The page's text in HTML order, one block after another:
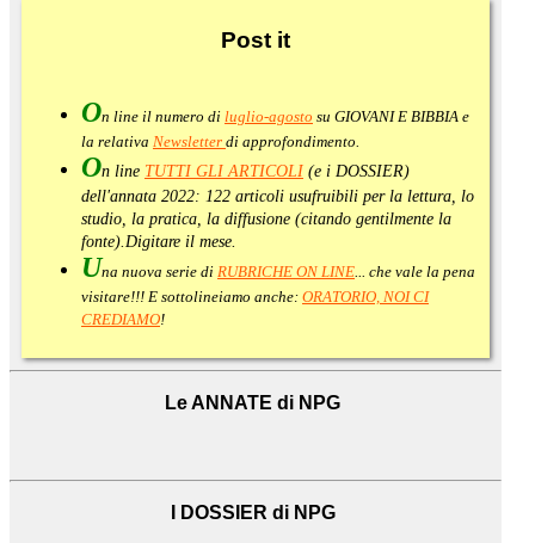
Post it
On line il numero di luglio-agosto su GIOVANI E BIBBIA e
la relativa Newsletter di approfondimento
On line TUTTI GLI ARTICOLI (e i DOSSIER)
dell'annata 2022: 122 articoli usufruibili per la lettura, lo
studio, la pratica, la diffusione (citando gentilmente la
fonte). Digitare il mese.
Una nuova serie di RUBRICHE ON LINE ... che vale la pena
visitare!!! E sottolineiamo anche: ORATORIO, NOI CI
CREDIAMO!
Le ANNATE di NPG
I DOSSIER di NPG